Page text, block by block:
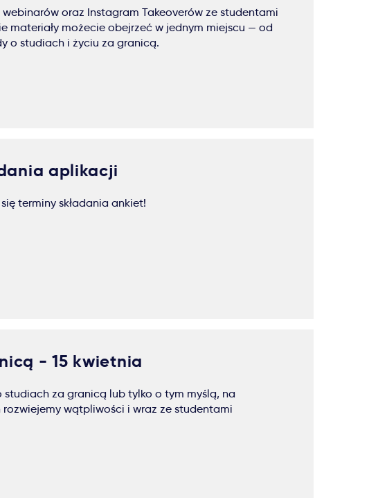
oraz Instagram Takeoverów ze studentami
materiały możecie obejrzeć w jednym miejscu — od
o studiach i życiu za granicą.
aplikacji
terminy składania ankiet!
- 15 kwietnia
studiach za granicą lub tylko o tym myślą, na
wątpliwości i wraz ze studentami